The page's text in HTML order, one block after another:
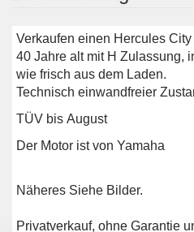
Verkaufen einen Hercules
40 Jahre alt mit H Zulassung,
wie frisch aus dem Laden.
Technisch einwandfreier
TÜV bis August
Der Motor ist von Yamaha
Näheres Siehe Bilder.
Privatverkauf, ohne Garantie